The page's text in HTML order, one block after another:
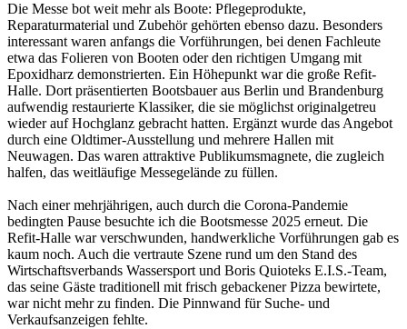
Die Messe bot weit mehr als Boote: Pflegeprodukte,
Reparaturmaterial und Zubehör gehörten ebenso dazu. Besonders
interessant waren anfangs die Vorführungen, bei denen Fachleute
etwa das Folieren von Booten oder den richtigen Umgang mit
Epoxidharz demonstrierten. Ein Höhepunkt war die große Refit-
Halle. Dort präsentierten Bootsbauer aus Berlin und Brandenburg
aufwendig restaurierte Klassiker, die sie möglichst originalgetreu
wieder auf Hochglanz gebracht hatten. Ergänzt wurde das Angebot
durch eine Oldtimer-Ausstellung und mehrere Hallen mit
Neuwagen. Das waren attraktive Publikumsmagnete, die zugleich
halfen, das weitläufige Messegelände zu füllen.
Nach einer mehrjährigen, auch durch die Corona-Pandemie
bedingten Pause besuchte ich die Bootsmesse 2025 erneut. Die
Refit-Halle war verschwunden, handwerkliche Vorführungen gab es
kaum noch. Auch die vertraute Szene rund um den Stand des
Wirtschaftsverbands Wassersport und Boris Quioteks E.I.S.-Team,
das seine Gäste traditionell mit frisch gebackener Pizza bewirtete,
war nicht mehr zu finden. Die Pinnwand für Suche- und
Verkaufsanzeigen fehlte.